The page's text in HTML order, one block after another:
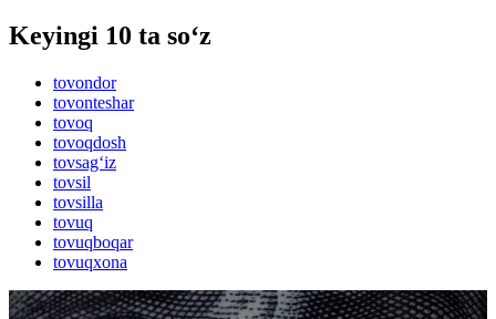
Keyingi 10 ta so‘z
tovondor
tovonteshar
tovoq
tovoqdosh
tovsag‘iz
tovsil
tovsilla
tovuq
tovuqboqar
tovuqxona